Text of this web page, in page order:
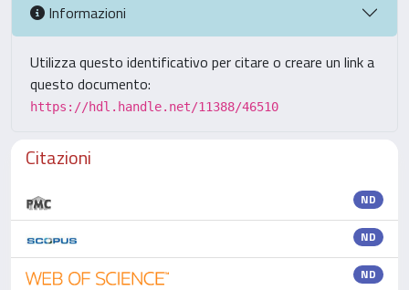
Informazioni
Utilizza questo identificativo per citare o creare un link a
questo documento:
https://hdl.handle.net/11388/46510
Citazioni
ND
ND
ND